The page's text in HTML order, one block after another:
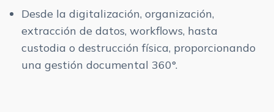
Desde la digitalización, organización,
extracción de datos, workflows, hasta
custodia o destrucción física, proporcionando
una gestión documental 360°.